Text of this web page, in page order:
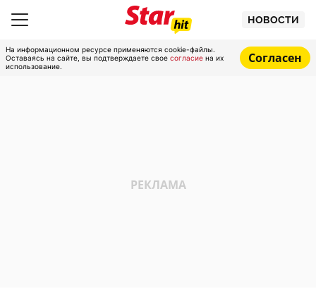
НОВОСТИ
На информационном ресурсе применяются cookie-файлы.
Оставаясь на сайте, вы подтверждаете свое согласие на их
использование.
Согласен